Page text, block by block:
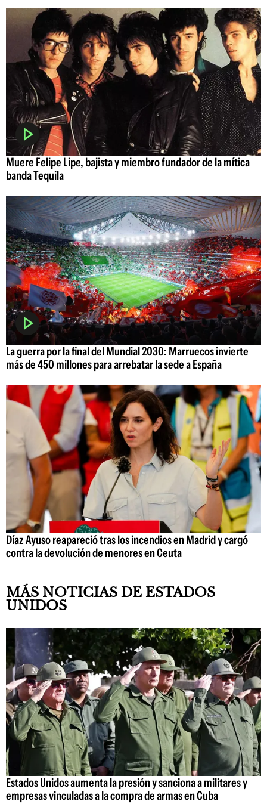
Muere Felipe Lipe, bajista y miembro fundador de la mítica
banda Tequila
La guerra por la final del Mundial 2030: Marruecos invierte
más de 450 millones para arrebatar la sede a España
Díaz Ayuso reapareció tras los incendios en Madrid y cargó
contra la devolución de menores en Ceuta
MÁS NOTICIAS DE ESTADOS
UNIDOS
Estados Unidos aumenta la presión y sanciona a militares y
empresas vinculadas a la compra de armas en Cuba